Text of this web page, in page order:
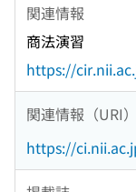
関連情報
商法演習
https://
関連情報（URI）
https://